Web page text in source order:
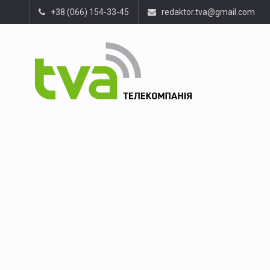
+38 (066) 154-33-45 redaktor.tva@gmail.com